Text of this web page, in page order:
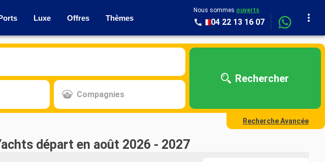
Luxe Offres Thèmes
Nous sommes ouverts
04 22 13 16 07
Compagnies
Rechercher
Recherche Avancée
départ en août 2026 - 2027